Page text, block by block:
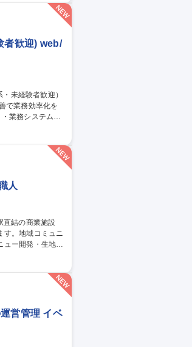
者歓迎) web/
で業務効率化を
よる） 募集
人
す。地域コミュニ
案内/袋詰めや包
な作業手順の遵
営管理 イベ